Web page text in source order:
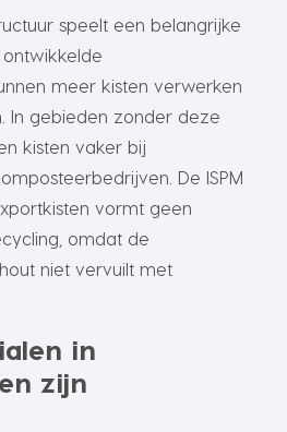
speelt een belangrijke
ontwikkelde
meer kisten verwerken
In gebieden zonder deze
kisten vaker bij
De ISPM
vormt geen
omdat de
niet vervuilt met
in
zijn